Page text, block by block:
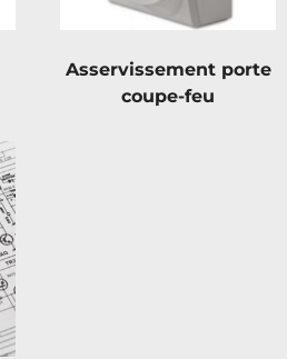
Asservissement porte
coupe-feu